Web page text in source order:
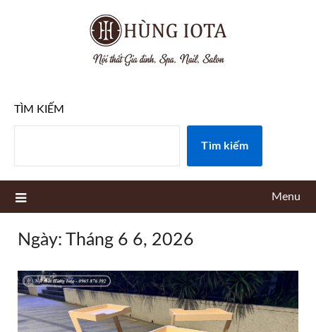
TÌM KIẾM
Tìm kiếm
Menu
Ngày: Tháng 6 6, 2026